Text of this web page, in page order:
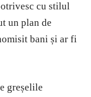
cu stilul
un plan de
bani și ar fi
greșelile